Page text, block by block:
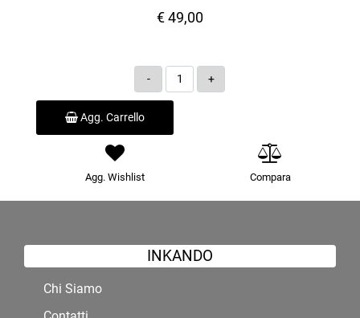
€ 49,00
Quantità
Agg. Carrello
Agg. Wishlist Compara
INKANDO
Chi Siamo